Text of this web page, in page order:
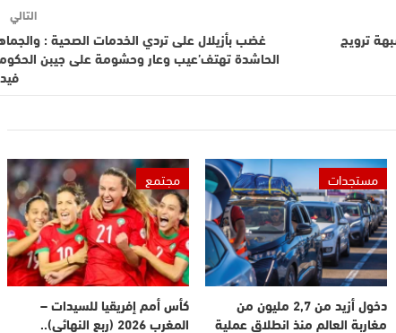
ترويج
التالي
غضب بأزيلال على تردي الخدمات الصحية :
الحاشدة تهتف’عيب وعار وحشومة على جيبن
مستجدات
دخول أزيد من 2,7 مليون من
مغاربة العالم منذ انطلاق عملية
مجتمع
كأس أمم إفريقيا للسيدات –
المغرب 2026 (ربع النهائي)..